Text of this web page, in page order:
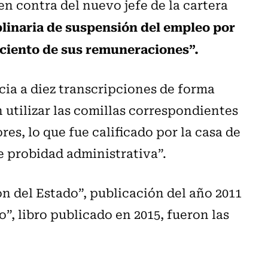
contra del nuevo jefe de la cartera
de suspensión del empleo por
de sus remuneraciones”.
a diez transcripciones de forma
las comillas correspondientes
lo que fue calificado por la casa de
probidad administrativa”.
del Estado”, publicación del año 2011
libro publicado en 2015, fueron las